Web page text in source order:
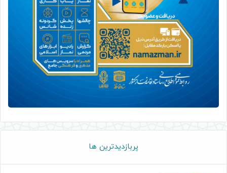
پربازدیدترین ها